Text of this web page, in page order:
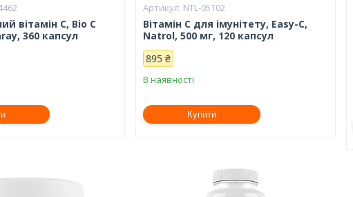
вітамін С, Bio C
360 капсул
NTL-05102
Вітамін C для імунітету, Easy-C,
Natrol, 500 мг, 120 капсул
895 ₴
В наявності
Купити